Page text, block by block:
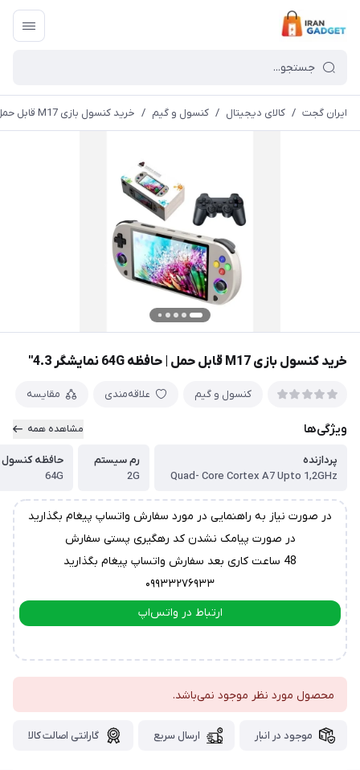
ایران گجت / کالای دیجیتال / کنسول و گیم / خرید کنسول بازی M17 قابل حمل | حافظه 64G نمایشگر 4.3"
خرید کنسول بازی M17 قابل حمل | حافظه 64G نمایشگر 4.3"
کنسول و گیم علاقه‌مندی مقایسه
ویژگی‌ها مشاهده همه
پردازنده
Quad- Core Cortex A7 Upto 1,2GHz
رم سیستم
2G
حافظه کنسول
64G
در صورت نیاز به راهنمایی در مورد سفارش واتساپ پیغام بگذارید
در صورت پیامک نشدن کد رهگیری پستی سفارش
48 ساعت کاری بعد سفارش واتساپ پیغام بگذارید
۰۹۹۳۳۲۷۶۹۳۳
ارتباط در واتس‌اپ
محصول مورد نظر موجود نمی‌باشد.
موجود در انبار ارسال سریع گارانتی اصالت کالا